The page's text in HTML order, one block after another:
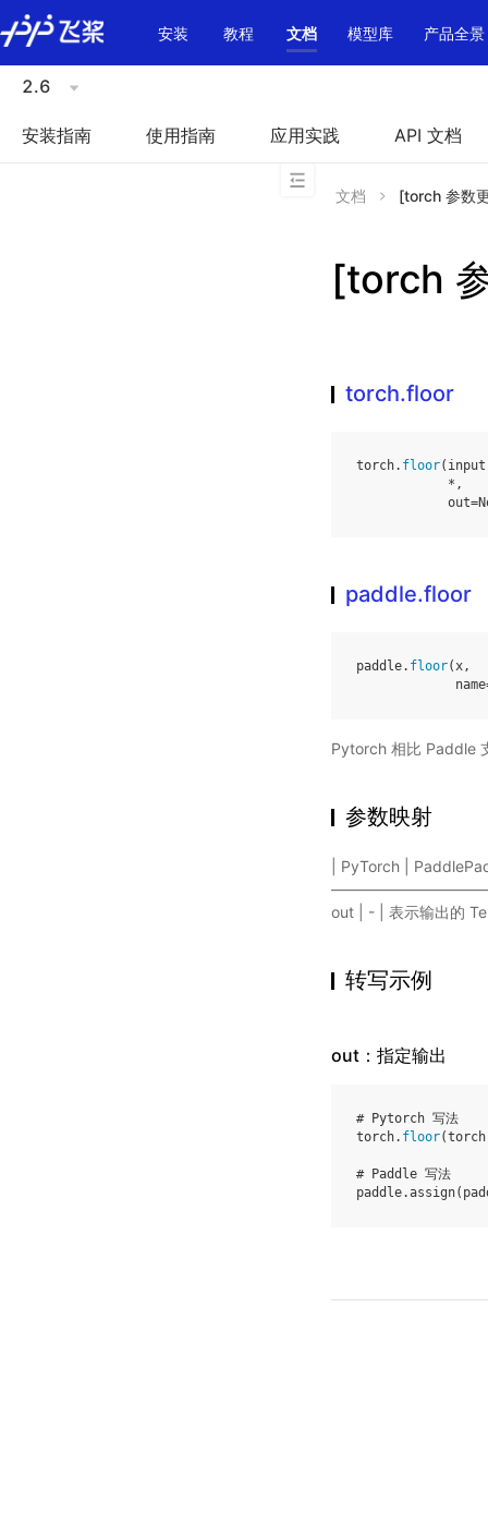
\u200E
安装
教程 文档 模型库 产品全景
2.6
安装指南 使用指南 应用实践 API 文档
文档 [torch 参数
[torch
torch.floor
torch. floor( input
* ,
out=
paddle.floor
paddle. floor(x,
name
Pytorch 相比 Paddle
参数映射
| PyTorch |
out | - | 表示输出的
转写示例
out：指定输出
# Pytorch 写法
torch. floor(torch
# Paddle 写法
paddle.assign(